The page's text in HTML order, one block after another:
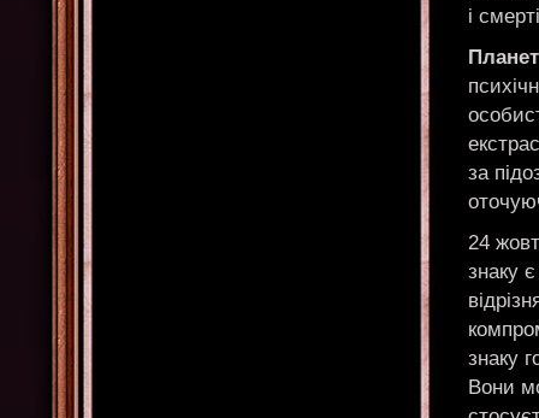
і
за
24
знаку
знаку
Вони